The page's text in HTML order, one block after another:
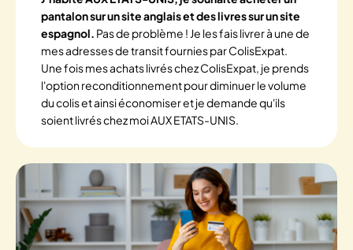
pantalon sur un site anglais et des livres sur un site
espagnol. Pas de problème ! Je les fais livrer à une de
mes adresses de transit fournies par ColisExpat.
Une fois mes achats livrés chez ColisExpat, je prends
l'option reconditionnement pour diminuer le volume
du colis et ainsi économiser et je demande qu'ils
soient livrés chez moi AUX ETATS-UNIS.